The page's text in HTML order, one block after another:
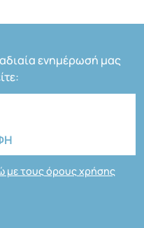
ενημέρωσή μας
με τους όρους χρήσης